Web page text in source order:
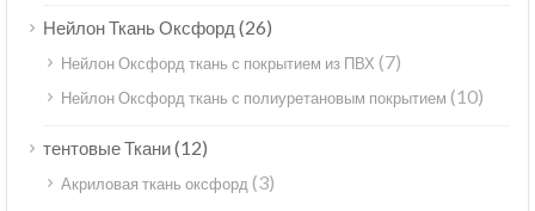
Нейлон Ткань Оксфорд (26)
Нейлон Оксфорд ткань с покрытием из ПВХ (7)
Нейлон Оксфорд ткань с полиуретановым покрытием (10)
тентовые Ткани(12)
Акриловая ткань оксфорд (3)